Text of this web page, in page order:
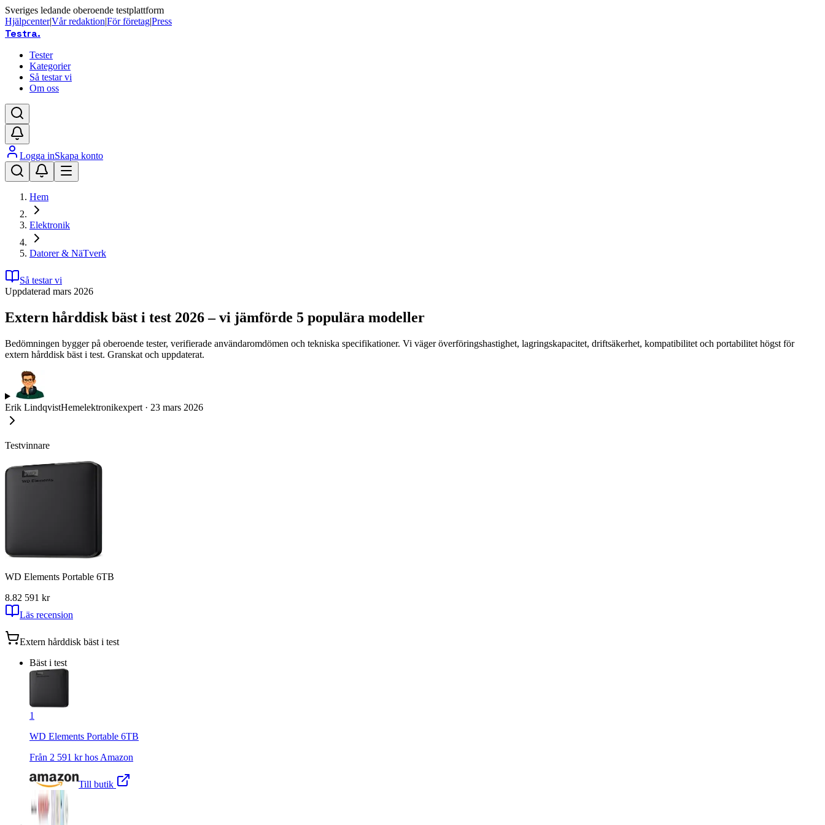
Sveriges ledande oberoende testplattform
Hjälpcenter|Vår redaktion|För företag|Press
Testra.
Tester
Kategorier
Så testar vi
Om oss
Logga inSkapa konto
Hem
Elektronik
Datorer & NäTverk
Så testar vi
Uppdaterad mars 2026
Extern hårddisk bäst i test 2026 – vi jämförde 5 populära modeller
Bedömningen bygger på oberoende tester, verifierade användaromdömen och tekniska specifikationer. Vi väger överföringshastighet, lagringskapacitet, driftsäkerhet, kompatibilitet och portabilitet högst för
extern hårddisk bäst i test. Granskat och uppdaterat.
Erik LindqvistHemelektronikexpert · 23 mars 2026
Testvinnare
WD Elements Portable 6TB
8.82 591 kr
Läs recension
Extern hårddisk bäst i test
Bäst i test
1
WD Elements Portable 6TB
Från 2 591 kr hos Amazon
Till butik